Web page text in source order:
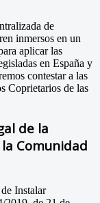
de
inmersos en un
aplicar las
en España y
contestar a las
Coprietarios de las
de la
Comunidad
Instalar